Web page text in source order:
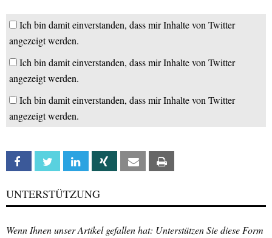
Ich bin damit einverstanden, dass mir Inhalte von Twitter
angezeigt werden.
Ich bin damit einverstanden, dass mir Inhalte von Twitter
angezeigt werden.
Ich bin damit einverstanden, dass mir Inhalte von Twitter
angezeigt werden.
Facebook Twitter Linkedin Xing Email
UNTERSTÜTZUNG
Wenn Ihnen unser Artikel gefallen hat: Unterstützen Sie diese Form